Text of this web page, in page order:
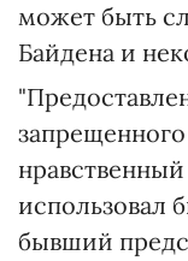
может быть
Байдена и
использовал
бывший